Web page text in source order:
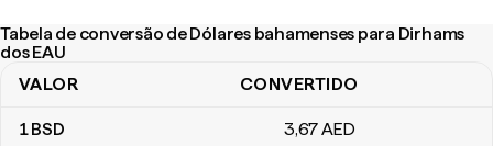
Tabela de conversão de Dólares bahamenses para Dirhams
dos EAU
Tabela de conversão de Dólares bahamenses para Dirhams dos
VALOR CONVERTIDO
1BSD 3,67AED